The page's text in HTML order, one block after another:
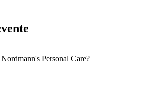
Personal Care?